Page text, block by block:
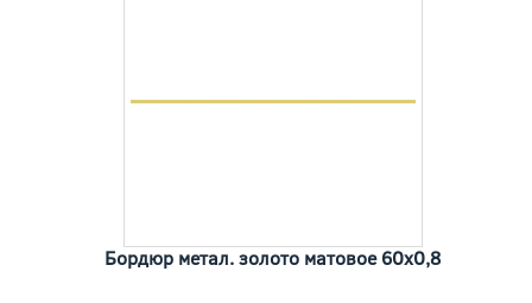
Бордюр метал. золото матовое 60x0,8